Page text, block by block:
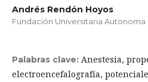
Andrés Rendón Hoyos
Fundación Universitaria Autonoma
Palabras clave: Anestesia,
electroencefalografía,